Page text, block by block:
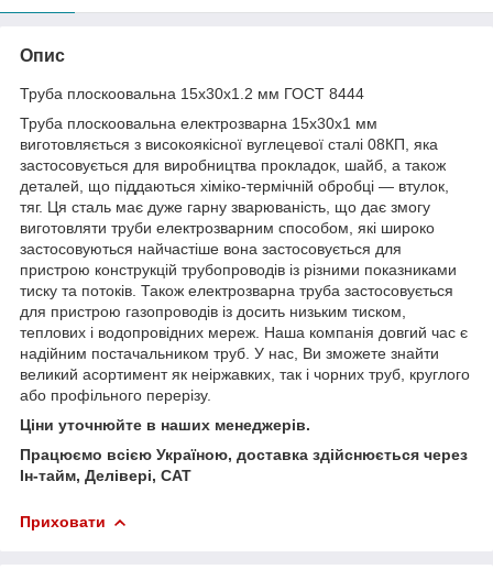
Опис
Труба плоскоовальна 15х30х1.2 мм ГОСТ 8444
Труба плоскоовальна електрозварна 15х30х1 мм
виготовляється з високоякісної вуглецевої сталі 08КП, яка
застосовується для виробництва прокладок, шайб, а також
деталей, що піддаються хіміко-термічній обробці — втулок,
тяг. Ця сталь має дуже гарну зварюваність, що дає змогу
виготовляти труби електрозварним способом, які широко
застосовуються найчастіше вона застосовується для
пристрою конструкцій трубопроводів із різними показниками
тиску та потоків. Також електрозварна труба застосовується
для пристрою газопроводів із досить низьким тиском,
теплових і водопровідних мереж. Наша компанія довгий час є
надійним постачальником труб. У нас, Ви зможете знайти
великий асортимент як неіржавких, так і чорних труб, круглого
або профільного перерізу.
Ціни уточнюйте в наших менеджерів.
Працюємо всією Україною, доставка здійснюється через
Ін-тайм, Делівері, САТ
Приховати